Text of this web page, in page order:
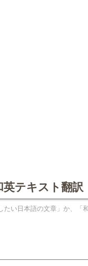
英テキスト翻訳